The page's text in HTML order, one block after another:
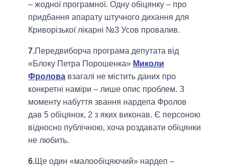
– жодної програмної. Одну обіцянку – про
придбання апарату штучного дихання для
Криворізької лікарні №3 Усов провалив.
7.Передвиборча програма депутата від
«Блоку Петра Порошенка» Миколи
Фролова взагалі не містить даних про
конкретні наміри – лише опис проблем. З
моменту набуття звання нардепа Фролов
дав 5 обіцянок, 2 з яких виконав. Є персоною
відносно публічною, хоча роздавати обіцянки
не любить.
6.Ще один «малообіцяючий» нардеп –